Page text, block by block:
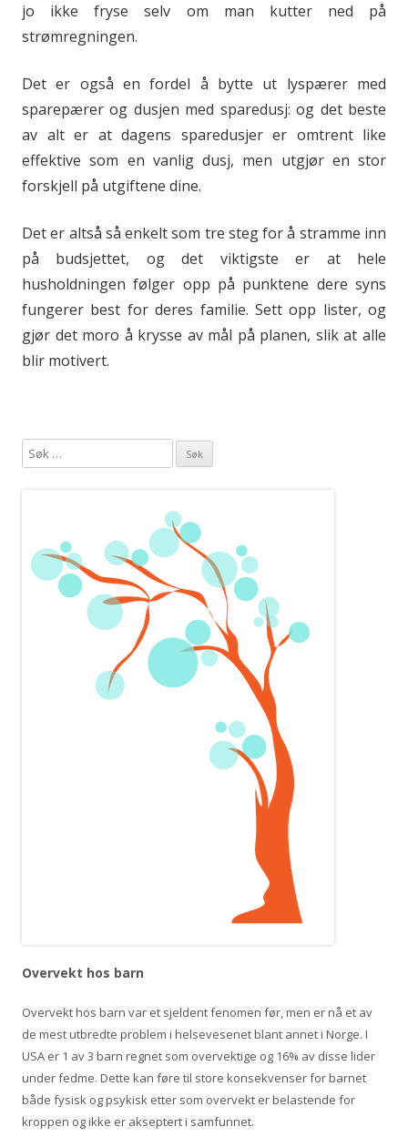
jo ikke fryse selv om man kutter ned på
strømregningen.
Det er også en fordel å bytte ut lyspærer med
sparepærer og dusjen med sparedusj: og det beste
av alt er at dagens sparedusjer er omtrent like
effektive som en vanlig dusj, men utgjør en stor
forskjell på utgiftene dine.
Det er altså så enkelt som tre steg for å stramme inn
på budsjettet, og det viktigste er at hele
husholdningen følger opp på punktene dere syns
fungerer best for deres familie. Sett opp lister, og
gjør det moro å krysse av mål på planen, slik at alle
blir motivert.
Overvekt hos barn
Overvekt hos barn var et sjeldent fenomen før, men er nå et av
de mest utbredte problem i helsevesenet blant annet i Norge. I
USA er 1 av 3 barn regnet som overvektige og 16% av disse lider
under fedme. Dette kan føre til store konsekvenser for barnet
både fysisk og psykisk etter som overvekt er belastende for
kroppen og ikke er akseptert i samfunnet.